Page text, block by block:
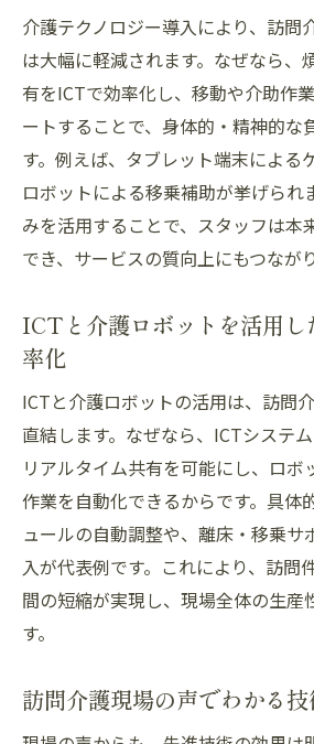
介護テクノロジー導入により、訪問
は大幅に軽減されます。なぜなら、
有をICTで効率化し、移動や介助作
ートすることで、身体的・精神的な
す。例えば、タブレット端末による
ロボットによる移乗補助が挙げられ
みを活用することで、スタッフは本
でき、サービスの質向上にもつなが
ICTと介護ロボットを活用し
率化
ICTと介護ロボットの活用は、訪問
直結します。なぜなら、ICTシステ
リアルタイム共有を可能にし、ロボ
作業を自動化できるからです。具体
ュールの自動調整や、離床・移乗サ
入が代表例です。これにより、訪問
間の短縮が実現し、現場全体の生産
す。
訪問介護現場の声でわかる